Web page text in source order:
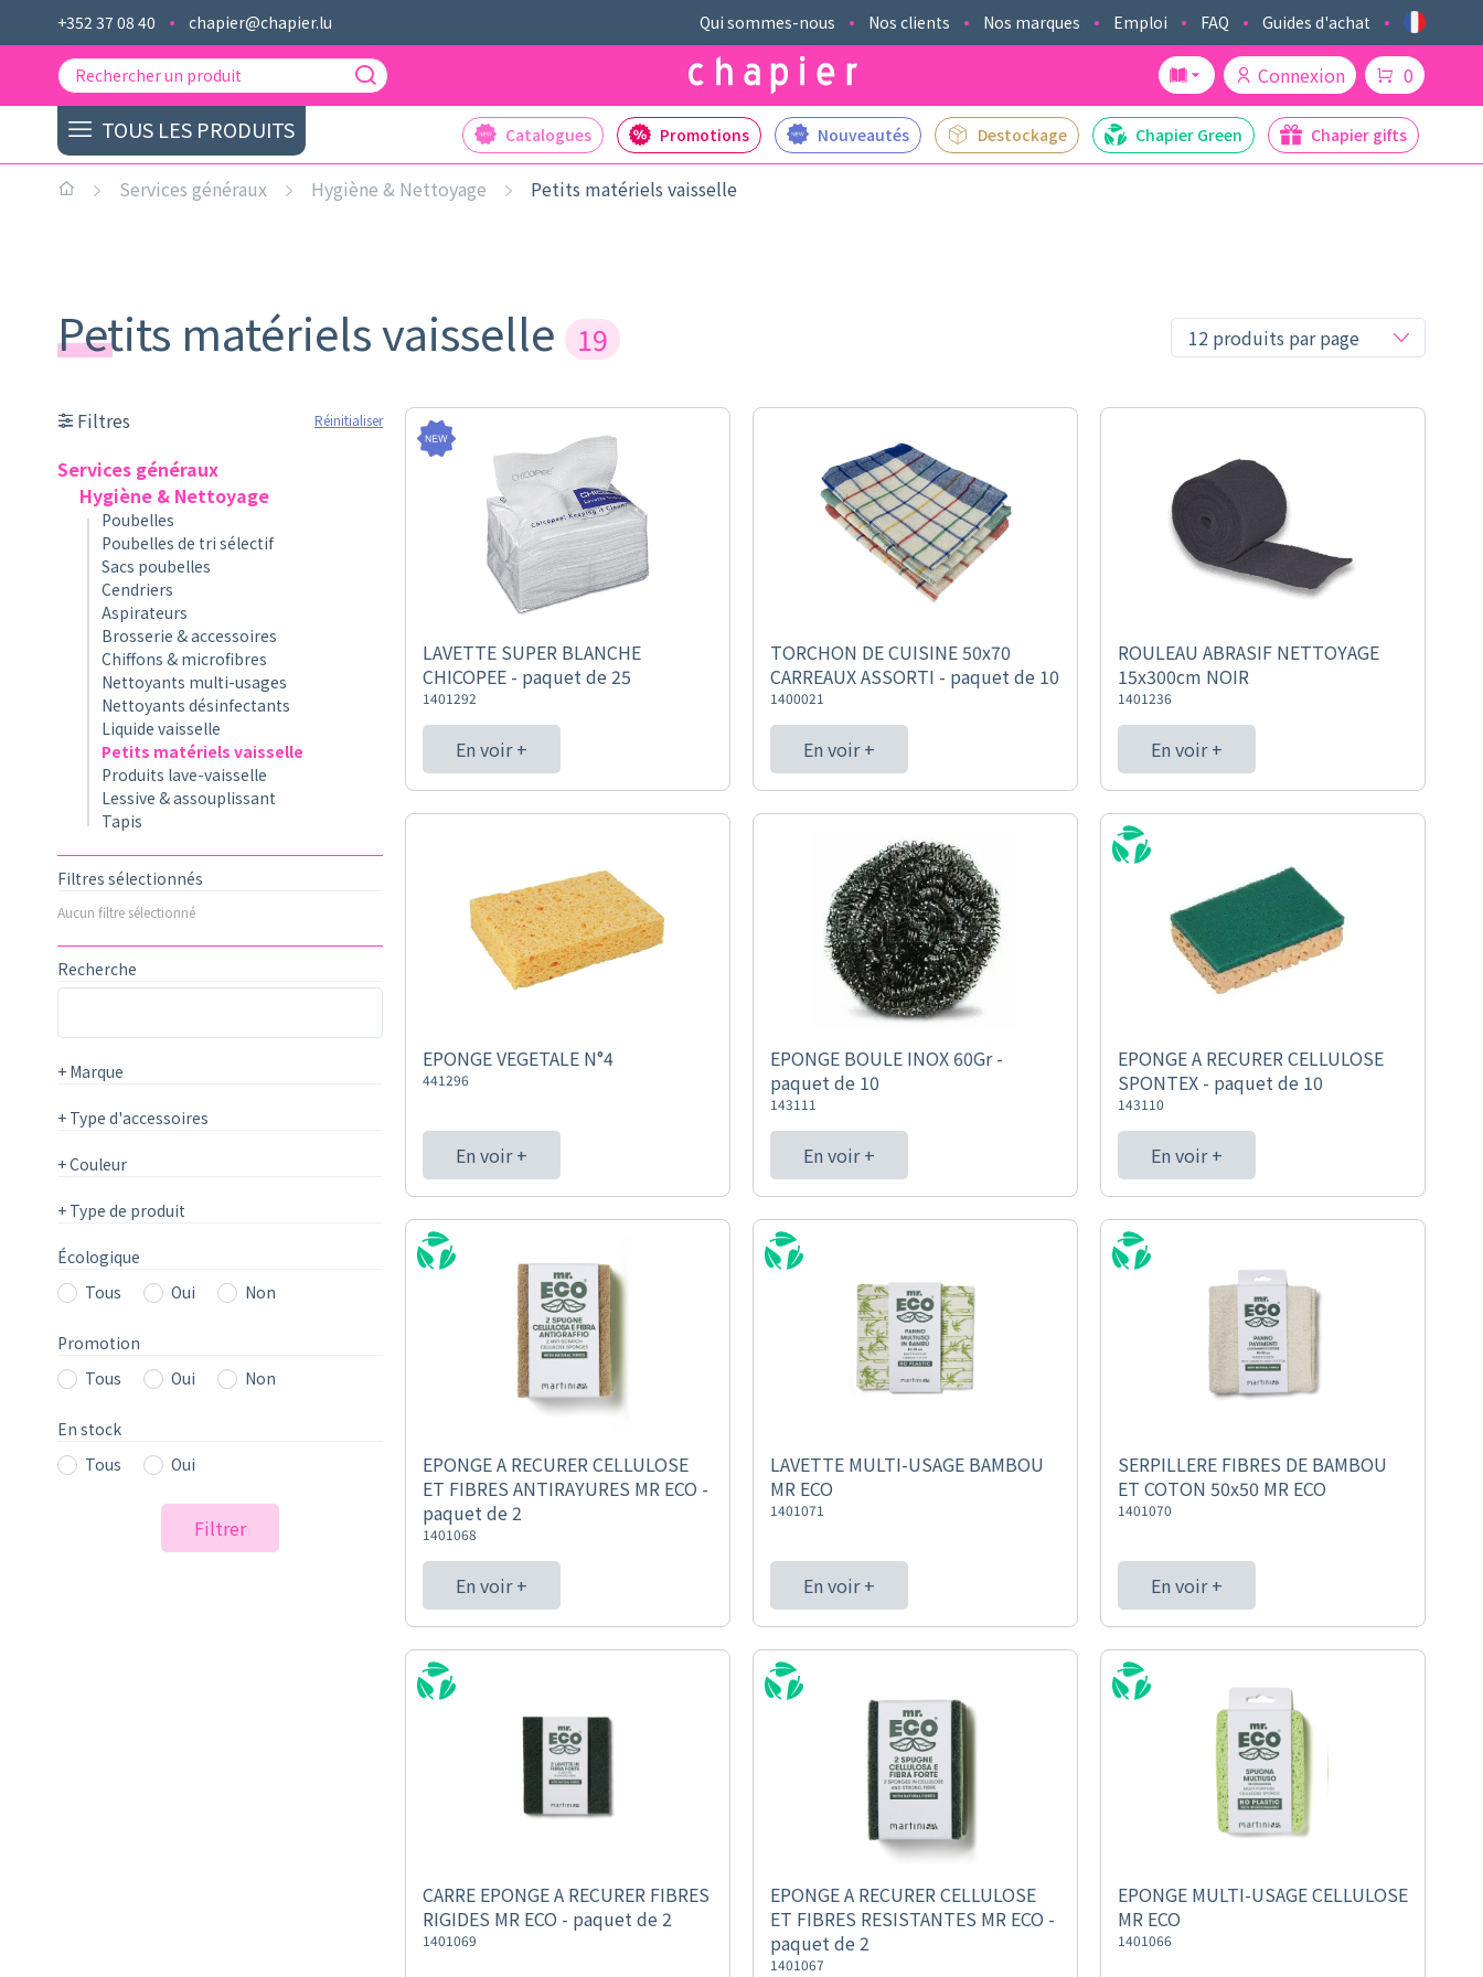
+352 37 08 40 chapier@chapier.lu Qui sommes-nous Nos clients Nos marques Emploi FAQ Guides d'achat
Connexion 0
TOUS LES PRODUITS Catalogues Promotions Nouveautés Destockage Chapier Green Chapier gifts
Services généraux Hygiène & Nettoyage Petits matériels vaisselle
Petits matériels vaisselle 19
Filtres Réinitialiser
Services généraux
Hygiène & Nettoyage
Poubelles
Poubelles de tri sélectif
Sacs poubelles
Cendriers
Aspirateurs
Brosserie & accessoires
Chiffons & microfibres
Nettoyants multi-usages
Nettoyants désinfectants
Liquide vaisselle
Petits matériels vaisselle
Produits lave-vaisselle
Lessive & assouplissant
Tapis
Filtres sélectionnés
Aucun filtre sélectionné
Recherche
+ Marque
+ Type d'accessoires
+Couleur
+ Type de produit
Écologique
Tous
Oui Non
Promotion
Tous
Oui Non
En stock
Tous
Oui
Filtrer
LAVETTE SUPER BLANCHE
CHICOPEE - paquet de 25
1401292
En voir +
TORCHON DE CUISINE 50x70
CARREAUX ASSORTI - paquet de 10
1400021
En voir +
ROULEAU ABRASIF NETTOYAGE
15x300cm NOIR
1401236
En voir +
EPONGE VEGETALE N°4
441296
En voir +
EPONGE BOULE INOX 60Gr -
paquet de 10
143111
En voir +
EPONGE A RECURER CELLULOSE
SPONTEX - paquet de 10
143110
En voir +
EPONGE A RECURER CELLULOSE
ET FIBRES ANTIRAYURES MR ECO -
paquet de 2
1401068
En voir +
LAVETTE MULTI-USAGE BAMBOU
MR ECO
1401071
En voir +
SERPILLERE FIBRES DE BAMBOU
ET COTON 50x50 MR ECO
1401070
En voir +
CARRE EPONGE A RECURER FIBRES
RIGIDES MR ECO - paquet de 2
1401069
EPONGE A RECURER CELLULOSE
ET FIBRES RESISTANTES MR ECO -
paquet de 2
1401067
EPONGE MULTI-USAGE CELLULOSE
MR ECO
1401066